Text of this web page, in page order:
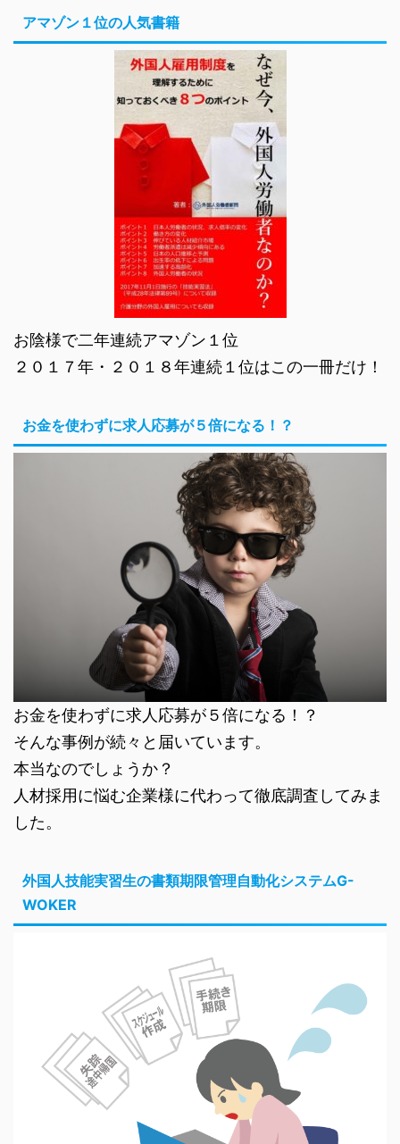
アマゾン１位の人気書籍
お陰様で二年連続アマゾン１位
２０１７年・２０１８年連続１位はこの一冊だけ！
お金を使わずに求人応募が５倍になる！？
お金を使わずに求人応募が５倍になる！？
そんな事例が続々と届いています。
本当なのでしょうか？
人材採用に悩む企業様に代わって徹底調査してみま
した。
外国人技能実習生の書類期限管理自動化システムG-
WOKER